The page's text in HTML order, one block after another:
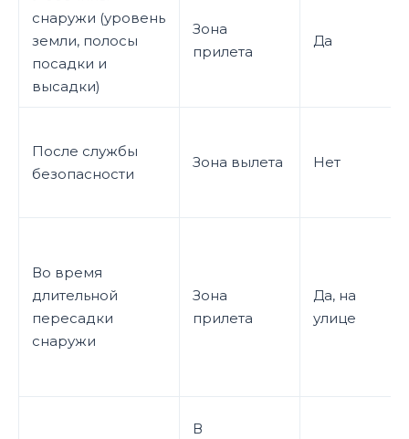
снаружи (уровень
земли, полосы
посадки и
высадки)
Зона
прилета
Да
После службы
безопасности
Зона вылета Нет
Во время
длительной
пересадки
снаружи
Зона
прилета
Да, на
улице
В